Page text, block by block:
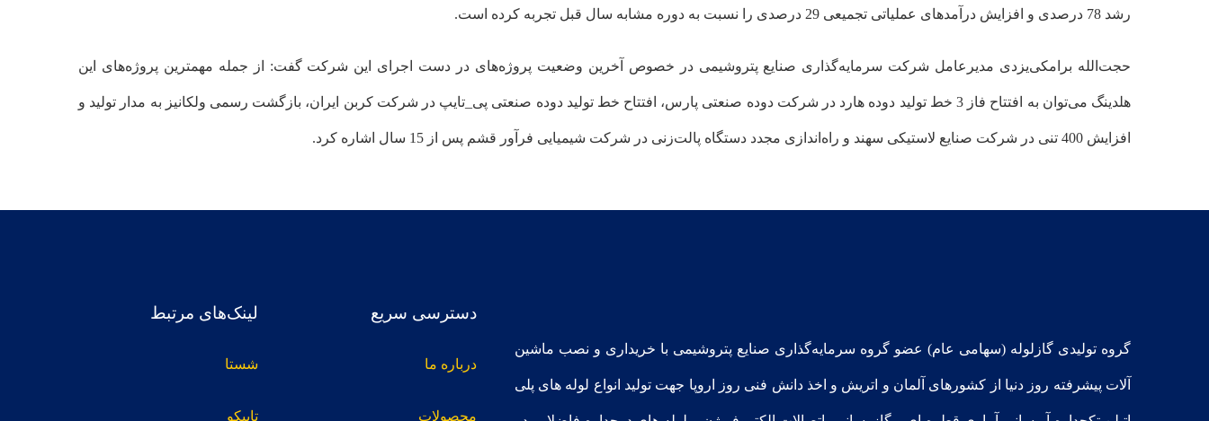
رشد 78 درصدی و افزایش درآمدهای عملیاتی تجمیعی 29 درصدی را نسبت به دوره مشابه سال قبل تجربه کرده است.
حجت‌الله برامکی‌یزدی مدیرعامل شرکت سرمایه‌گذاری صنایع پتروشیمی در خصوص آخرین وضعیت پروژه‌های در دست اجرای این شرکت گفت: از جمله مهمترین پروژه‌های این
هلدینگ می‌توان به افتتاح فاز 3 خط تولید دوده هارد در شرکت دوده صنعتی پارس، افتتاح خط تولید دوده صنعتی پی_تایپ در شرکت کربن ایران، بازگشت رسمی ولکانیز به مدار تولید و
افزایش 400 تنی در شرکت صنایع لاستیکی سهند و راه‌اندازی مجدد دستگاه پالت‌زنی در شرکت شیمیایی فرآور قشم پس از 15 سال اشاره کرد.
لینک‌های مرتبط
شستا
تاپیکو
دسترسی سریع
درباره ما
محصولات
گروه تولیدی گازلوله (سهامی عام) عضو گروه سرمایه‌گذاری صنایع پتروشیمی با خریداری و نصب ماشین
آلات پیشرفته روز دنیا از کشورهای آلمان و اتریش و اخذ دانش فنی روز اروپا جهت تولید انواع لوله های پلی